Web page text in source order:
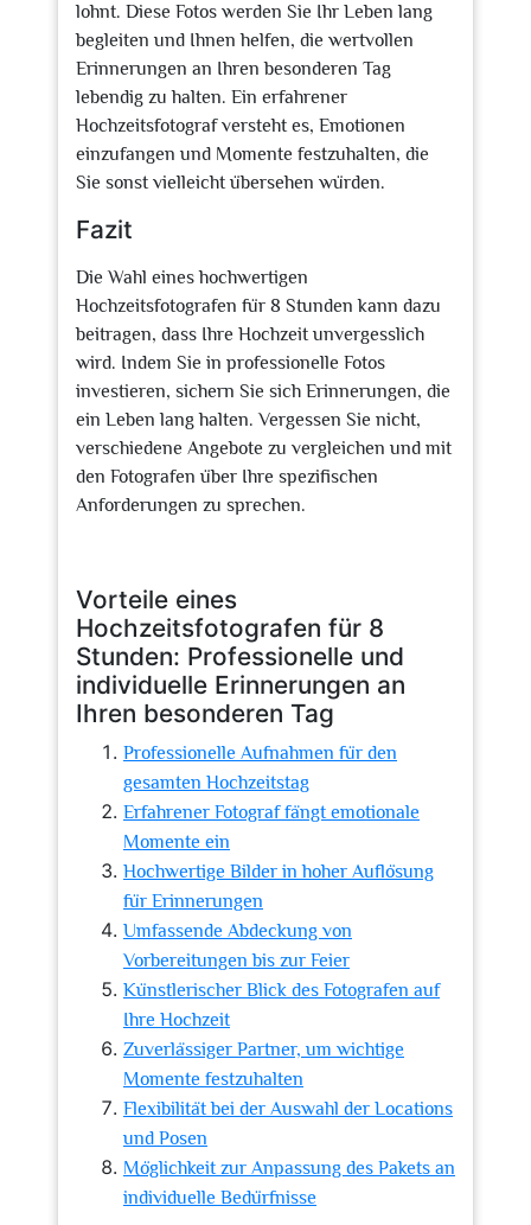
lohnt. Diese Fotos werden Sie Ihr Leben lang
begleiten und Ihnen helfen, die wertvollen
Erinnerungen an Ihren besonderen Tag
lebendig zu halten. Ein erfahrener
Hochzeitsfotograf versteht es, Emotionen
einzufangen und Momente festzuhalten, die
Sie sonst vielleicht übersehen würden.
Fazit
Die Wahl eines hochwertigen
Hochzeitsfotografen für 8 Stunden kann dazu
beitragen, dass Ihre Hochzeit unvergesslich
wird. Indem Sie in professionelle Fotos
investieren, sichern Sie sich Erinnerungen, die
ein Leben lang halten. Vergessen Sie nicht,
verschiedene Angebote zu vergleichen und mit
den Fotografen über Ihre spezifischen
Anforderungen zu sprechen.
Vorteile eines
Hochzeitsfotografen für 8
Stunden: Professionelle und
individuelle Erinnerungen an
Ihren besonderen Tag
Professionelle Aufnahmen für den
gesamten Hochzeitstag
Erfahrener Fotograf fängt emotionale
Momente ein
Hochwertige Bilder in hoher Auflösung
für Erinnerungen
Umfassende Abdeckung von
Vorbereitungen bis zur Feier
Künstlerischer Blick des Fotografen auf
Ihre Hochzeit
Zuverlässiger Partner, um wichtige
Momente festzuhalten
Flexibilität bei der Auswahl der Locations
und Posen
Möglichkeit zur Anpassung des Pakets an
individuelle Bedürfnisse